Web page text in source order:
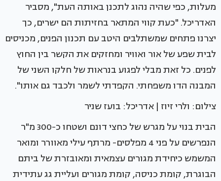
מעלות, כפי שהיה נהוג לתכנן באותה העת", מסביר
האדריכל. "כעת קווי המתאר בחזיתות הם ישרים, כך
יצרנו פתחים שמשתלבים היטב עם תכנון הפנים, מכניסים
לבית שפע של אור ואוויר ומחזקים את הקשר בין החוץ
לפנים. כל זאת מבלי לפגוע בנראות של חלקו השני של
המבנה הדו משפחתי. הקפדתי לשמר ולכבד גם אותו".
צילום: ולרי זיוז | אדריכל: בועז שניר
הבית בנוי על מגרש של כחצי דונם ושטחו כ-300 מ"ר
הנפרשים על פני 4 מפלסים- מרתף עילי מאוורר ומואר
המשמש כיחידת מגורים עצמאית ומאובזרת של ביתם
הבוגרת, קומת כניסה, קומת מגורים ועליית גג עתידית